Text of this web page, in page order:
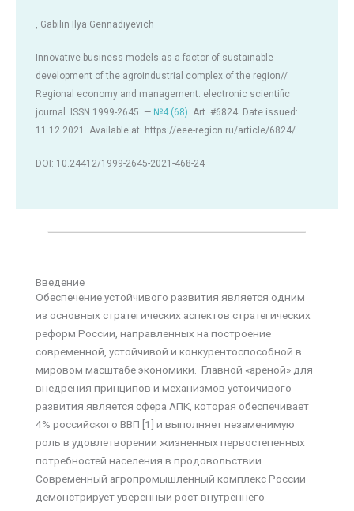
, Gabilin Ilya Gennadiyevich
Innovative business-models as a factor of sustainable
development of the agroindustrial complex of the region//
Regional economy and management: electronic scientific
journal. ISSN 1999-2645. — №4 (68). Art. #6824. Date issued:
11.12.2021. Available at: https://eee-region.ru/article/6824/
DOI: 10.24412/1999-2645-2021-468-24
Введение
Обеспечение устойчивого развития является одним
из основных стратегических аспектов стратегических
реформ России, направленных на построение
современной, устойчивой и конкурентоспособной в
мировом масштабе экономики. Главной «ареной» для
внедрения принципов и механизмов устойчивого
развития является сфера АПК, которая обеспечивает
4% российского ВВП [1] и выполняет незаменимую
роль в удовлетворении жизненных первостепенных
потребностей населения в продовольствии.
Современный агропромышленный комплекс России
демонстрирует уверенный рост внутреннего